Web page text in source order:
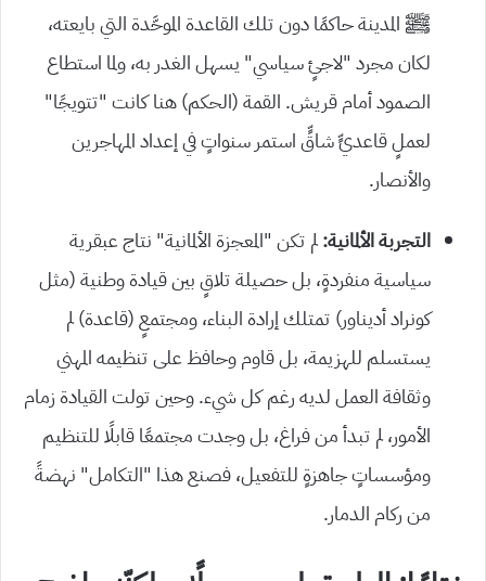
ﷺ المدينة حاكمًا دون تلك القاعدة الموحَّدة التي بايعته،
لكان مجرد “لاجئٍ سياسي” يسهل الغدر به، ولما استطاع
الصمود أمام قريش. القمة (الحكم) هنا كانت “تتويجًا”
لعملٍ قاعديٍّ شاقٍّ استمر سنواتٍ في إعداد المهاجرين
والأنصار.
التجربة الألمانية:لم تكن “المعجزة الألمانية” نتاج عبقرية
سياسية منفردةٍ، بل حصيلة تلاقٍ بين قيادة وطنية (مثل
كونراد أديناور) تمتلك إرادة البناء، ومجتمعٍ (قاعدة) لم
يستسلم للهزيمة، بل قاوم وحافظ على تنظيمه المهني
وثقافة العمل لديه رغم كل شيء. وحين تولت القيادة زمام
الأمور، لم تبدأ من فراغ، بل وجدت مجتمعًا قابلًا للتنظيم
ومؤسساتٍ جاهزةٍ للتفعيل، فصنع هذا “التكامل” نهضةً
من ركام الدمار.